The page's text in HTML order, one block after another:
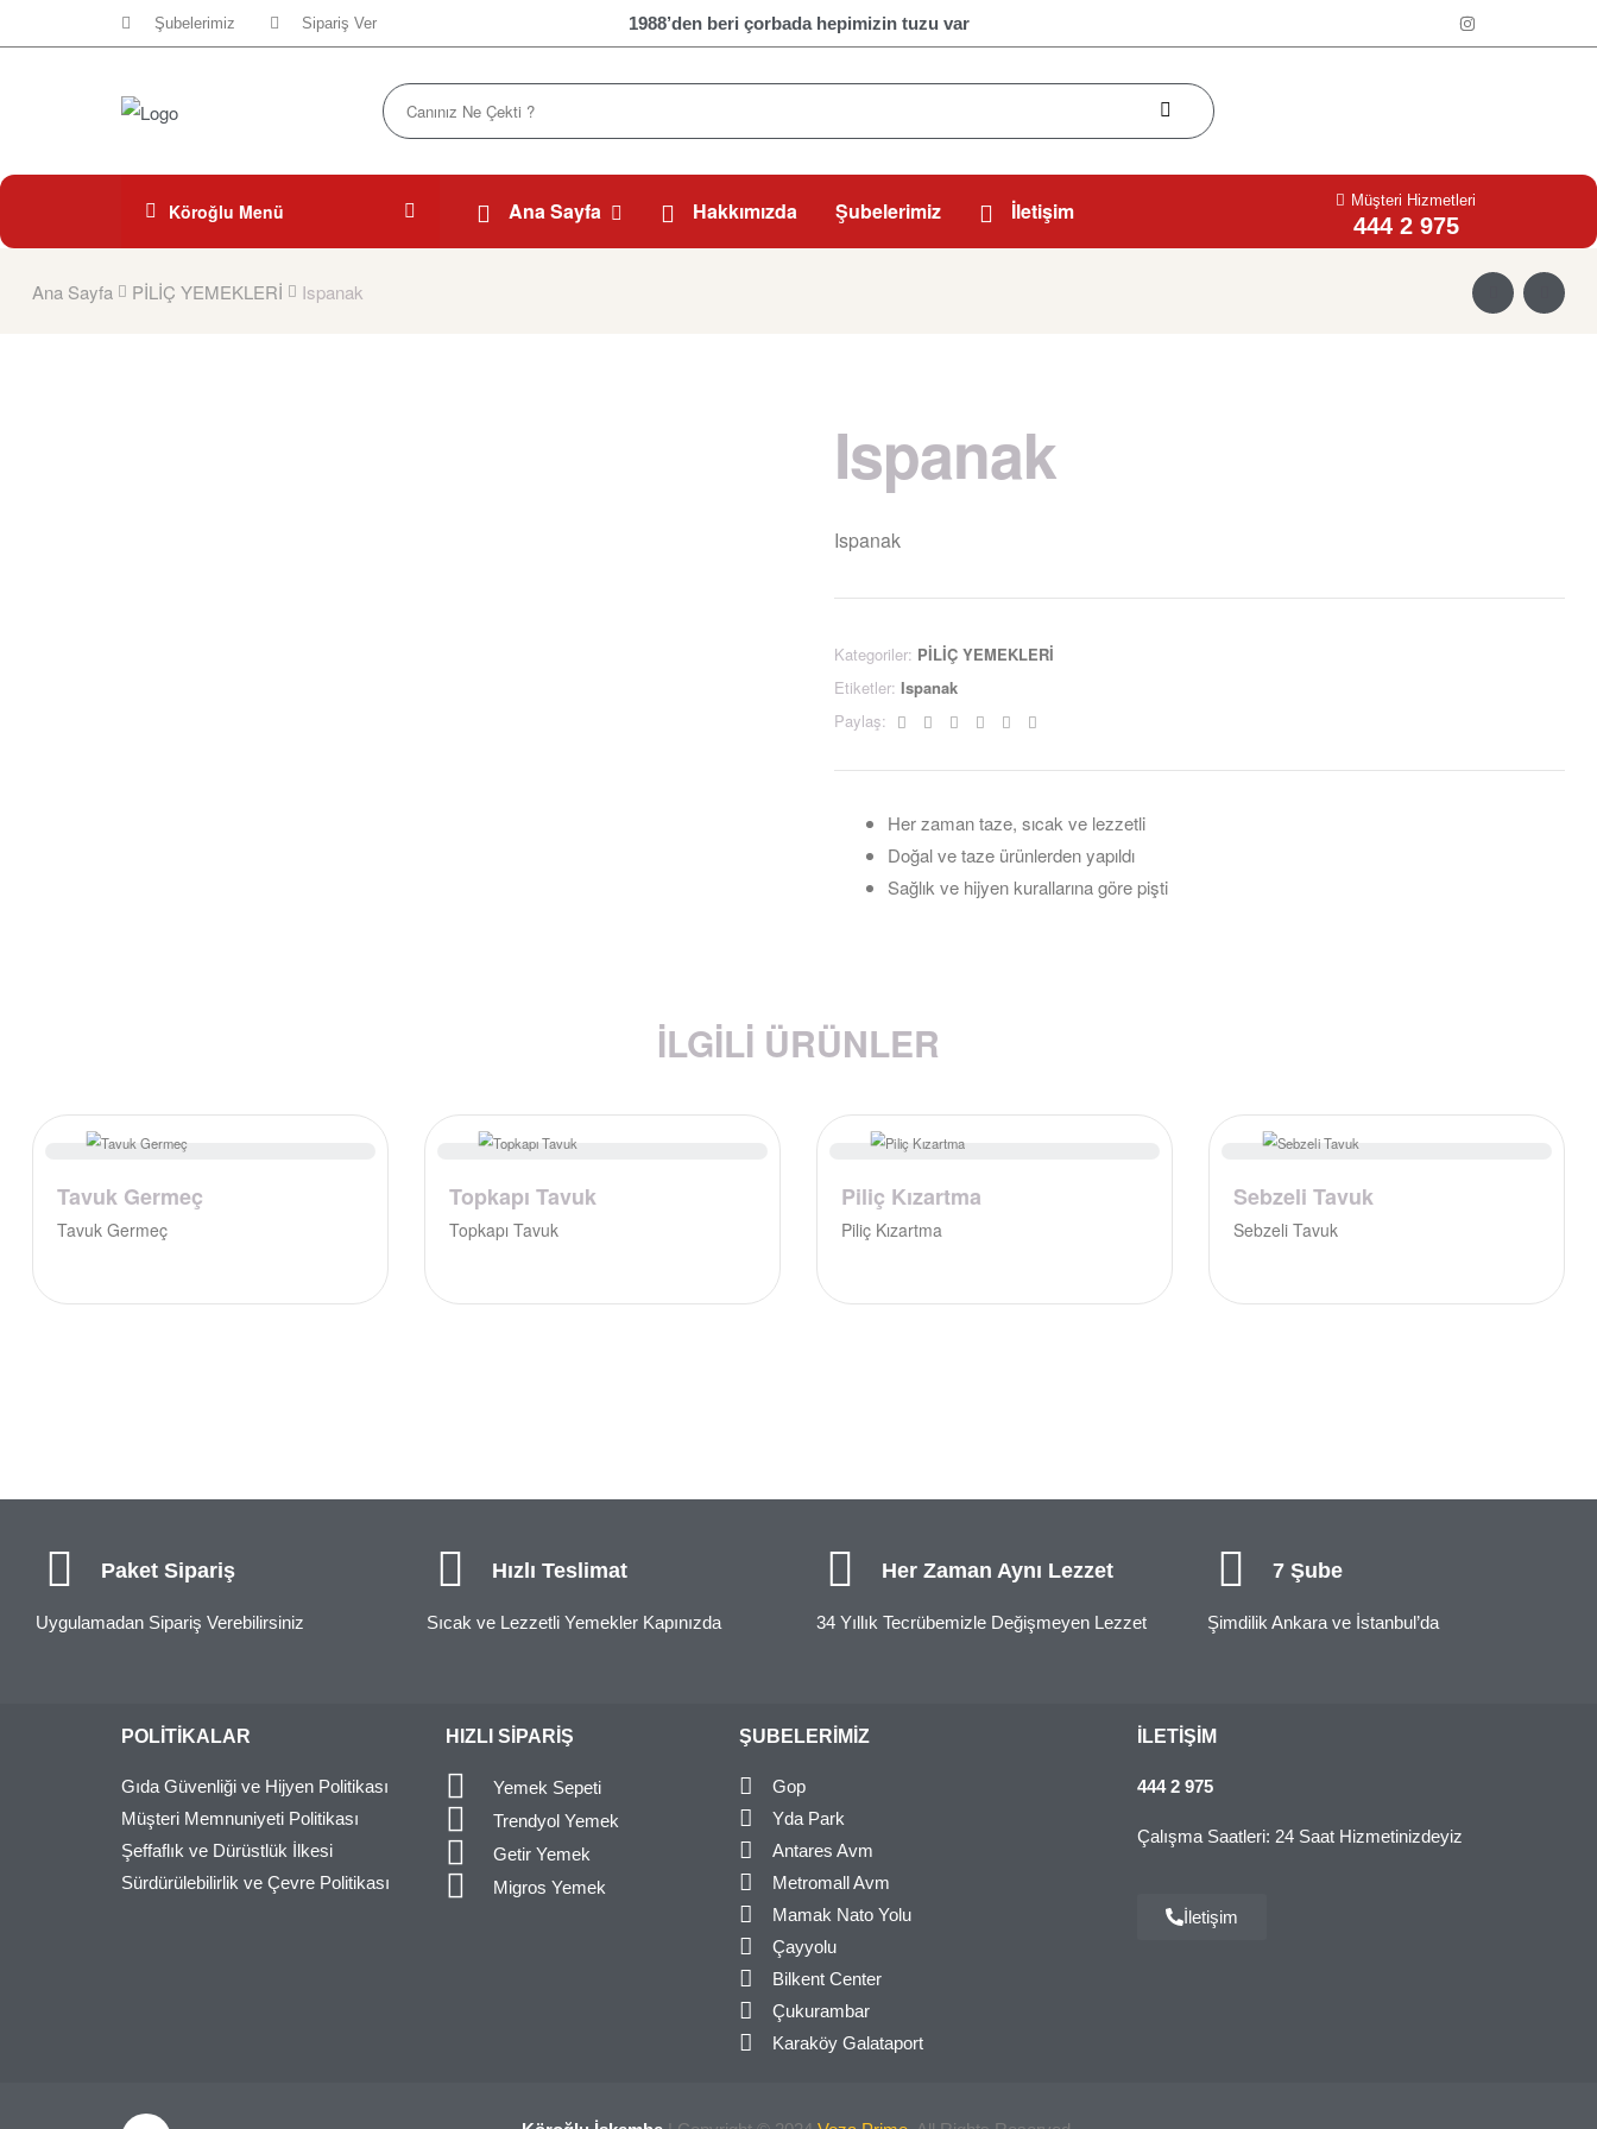
Şubelerimiz Sipariş Ver 1988’den beri çorbada hepimizin tuzu var
Köroğlu Menü Ana Sayfa Hakkımızda Şubelerimiz İletişim Müşteri Hizmetleri
444 2 975
Ana Sayfa PİLİÇ YEMEKLERİ Ispanak
Ispanak
Ispanak
Kategoriler: PİLİÇ YEMEKLERİ
Etiketler: Ispanak
Paylaş:
Facebook
TwitterLinkedinGoogle+Pinterest
Her zaman taze, sıcak ve lezzetli
Doğal ve taze ürünlerden yapıldı
Sağlık ve hijyen kurallarına göre pişti
İLGILI ÜRÜNLER
Tavuk Germeç
Tavuk Germeç
Topkapı Tavuk
Topkapı Tavuk
Piliç Kızartma
Piliç Kızartma
Sebzeli Tavuk
Sebzeli Tavuk
Paket Sipariş
Uygulamadan Sipariş Verebilirsiniz
Hızlı Teslimat
Sıcak ve Lezzetli Yemekler Kapınızda
Her Zaman Aynı Lezzet
34 Yıllık Tecrübemizle Değişmeyen Lezzet
7 Şube
Şimdilik Ankara ve İstanbul’da
POLITIKALAR
Gıda Güvenliği ve Hijyen Politikası
Müşteri Memnuniyeti Politikası
Şeffaflık ve Dürüstlük İlkesi
Sürdürülebilirlik ve Çevre Politikası
HIZLI SIPARIŞ
Yemek Sepeti
Trendyol Yemek
Getir Yemek
Migros Yemek
ŞUBELERIMIZ
Gop
Yda Park
Antares Avm
Metromall Avm
Mamak Nato Yolu
Çayyolu
Bilkent Center
Çukurambar
Karaköy Galataport
İLETIŞIM
444 2 975
Çalışma Saatleri: 24 Saat Hizmetinizdeyiz
İletişim